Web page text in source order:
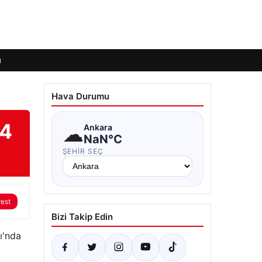
Hava Durumu
☁Ankara
NaN°C
ŞEHIR SEÇ
Bizi Takip Edin